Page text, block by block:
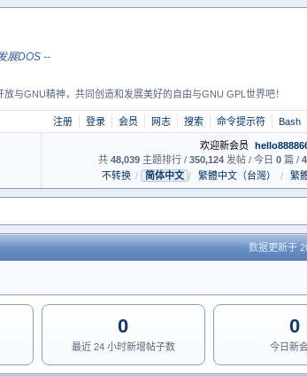
DOS --
与GNU精神，共同创造和发展美好的自由与GNU GPL世界吧！
注册 登录 会员 网志 搜索 命令提示符 Bash
欢迎新会员
共 48,039 主题排行 / 350,124 发帖 / 今日 0 篇 /
不转换 / 简体中文 / 繁體中文（台灣） / 繁
数据更新于
0
最近 24 小时新增帖子数
0
今日新